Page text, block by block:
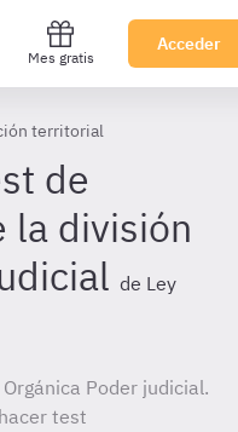
Mes gratis
Acceder
territorial
de
la división
de Ley
Poder judicial.
test